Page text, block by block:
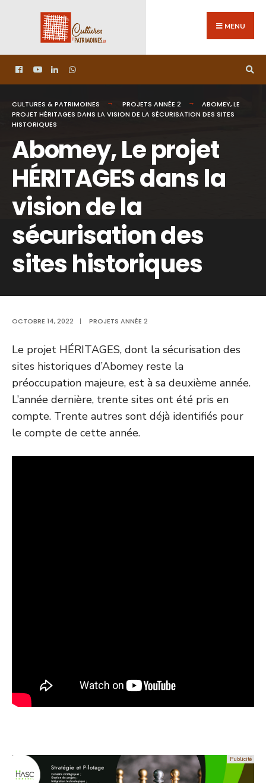
MENU
CULTURES & PATRIMOINES PROJETS ANNÉE 2
ABOMEY, LE
PROJET HÉRITAGES DANS LA VISION DE LA SÉCURISATION DES SITES
HISTORIQUES
Abomey, Le projet
HÉRITAGES dans la
vision de la
sécurisation des
sites historiques
OCTOBRE 14, 2022 | PROJETS ANNÉE 2
Le projet HÉRITAGES, dont la sécurisation des
sites historiques d’Abomey reste la
préoccupation majeure, est à sa deuxième année.
L’année dernière, trente sites ont été pris en
compte. Trente autres sont déjà identifiés pour
le compte de cette année.